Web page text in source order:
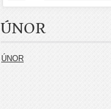
ÚNOR
ÚNOR